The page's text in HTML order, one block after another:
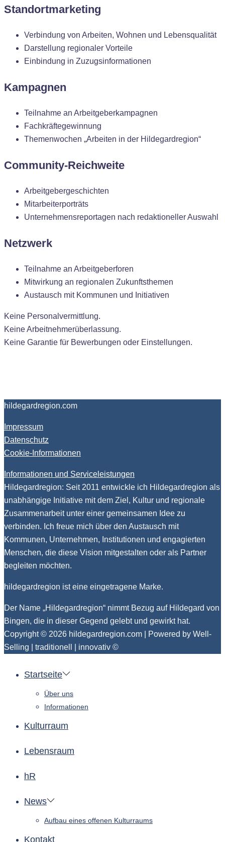
Standortmarketing
Verbindung von Arbeiten, Wohnen und Lebensqualität
Darstellung regionaler Vorteile
Einbindung in Zuzugsinformationen
Kampagnen
Teilnahme an Arbeitgeberkampagnen
Fachkräftegewinnung
Themenwochen „Arbeiten in der Hildegardregion“
Community-Reichweite
Arbeitgebergeschichten
Mitarbeiterporträts
Unternehmensreportagen nach redaktioneller Auswahl
Netzwerk
Teilnahme an Arbeitgeberforen
Mitwirkung an regionalen Zukunftsthemen
Austausch mit Kommunen und Initiativen
Keine Personalvermittlung.
Keine Arbeitnehmerüberlassung.
Keine Garantie für Bewerbungen oder Einstellungen.
hildegardregion.com
Impressum
Datenschutz
Cookie-Informationen
Informationen und Serviceleistungen
Hildegardregion: Seit 2011 entwickle ich Hildegardregion als
unabhängige Initiative mit dem Ziel, Kultur und regionale
Zusammenarbeit unter einer gemeinsamen Idee zu
verbinden. Ich freue mich über den Austausch mit
Kommunen, Unternehmen, Institutionen und engagierten
Menschen, die diese Vision mitgestalten oder als Partner
begleiten möchten.
hildegardregion ist eine eingetragene Marke.
Der Name „Hildegardregion“ nimmt Bezug auf Hildegard von
Bingen, die in dieser Gegend gelebt und gewirkt hat.
Copyright © 2026 hildegardregion.com | Powered by Well-
Selling | traditionell | innovativ ©
Startseite
Über uns
Informationen
Kulturraum
Lebensraum
hR
News
Aufbau eines offenen Kulturraums
Kontakt